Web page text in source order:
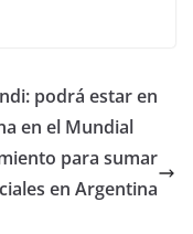
podrá estar en
en el Mundial
para sumar
en Argentina